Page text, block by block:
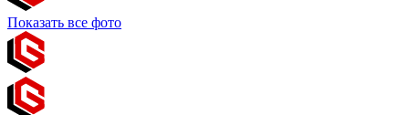
Показать все фото